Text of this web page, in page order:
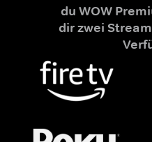
du WOW
dir zwei